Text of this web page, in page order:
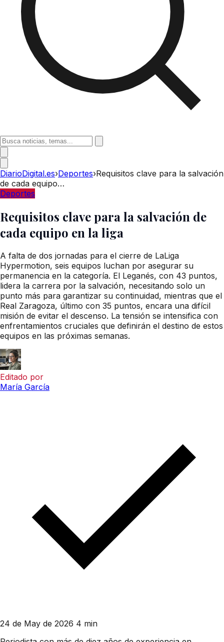
DiarioDigital.es›Deportes›Requisitos clave para la salvación
de cada equipo…
Deportes
Requisitos clave para la salvación de
cada equipo en la liga
A falta de dos jornadas para el cierre de LaLiga
Hypermotion, seis equipos luchan por asegurar su
permanencia en la categoría. El Leganés, con 43 puntos,
lidera la carrera por la salvación, necesitando solo un
punto más para garantizar su continuidad, mientras que el
Real Zaragoza, último con 35 puntos, encara una difícil
misión de evitar el descenso. La tensión se intensifica con
enfrentamientos cruciales que definirán el destino de estos
equipos en las próximas semanas.
Editado por
María García
24 de May de 2026 4 min